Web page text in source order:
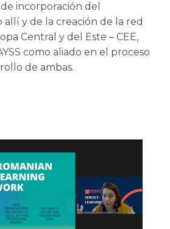
incorporación del
allí y de la creación de la red
Central y del Este – CEE,
como aliado en el proceso
de ambas.